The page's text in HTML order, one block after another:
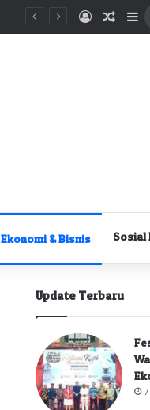
Masuk
Ekonomi & Bisnis Sosial
Update Terbaru
7